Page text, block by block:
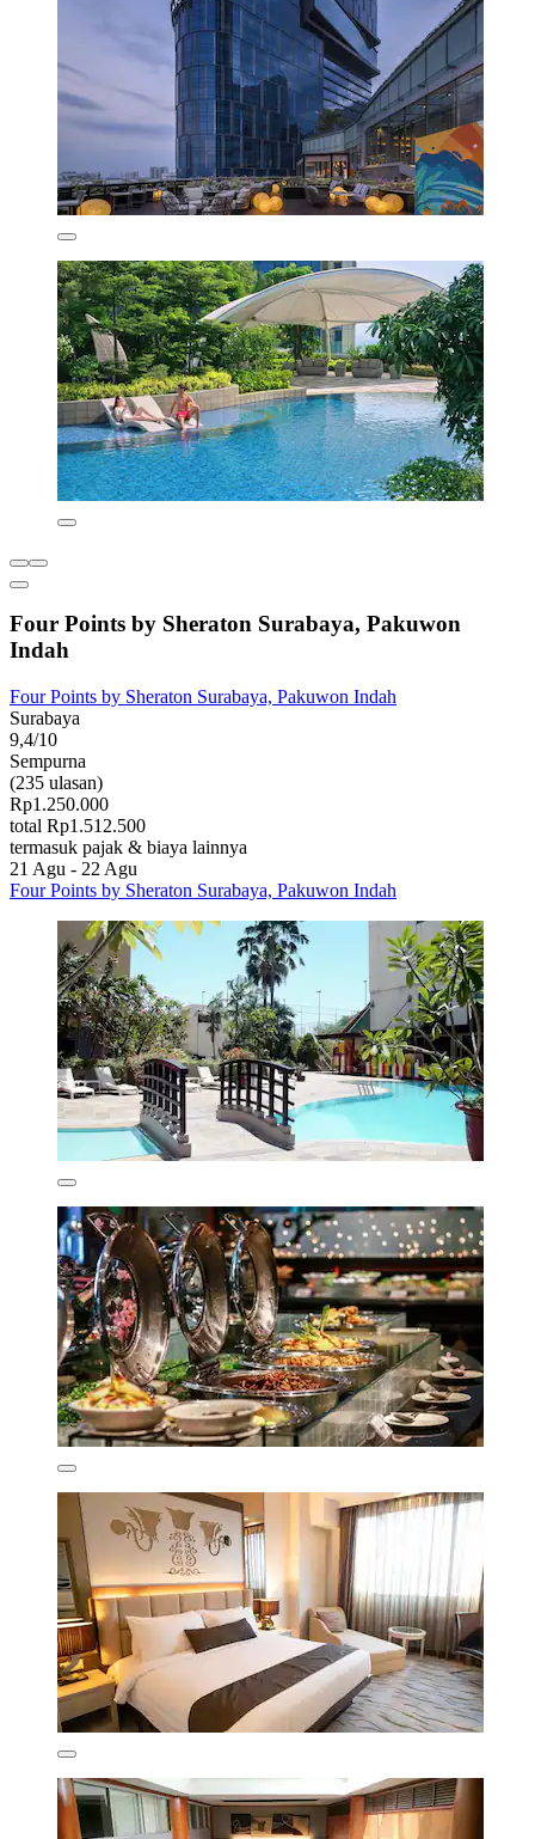
Four Points by Sheraton Surabaya, Pakuwon
Indah
Four Points by Sheraton Surabaya, Pakuwon Indah
Surabaya
9,4/10
Sempurna
(235 ulasan)
Rp1.250.000
total Rp1.512.500
termasuk pajak & biaya lainnya
21 Agu - 22 Agu
Four Points by Sheraton Surabaya, Pakuwon Indah